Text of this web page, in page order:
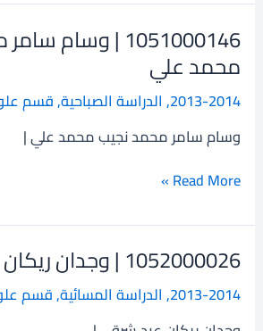
1051000146 |
محمد علي
2013-2014
, الدراسة الصباحية,قسم
وسام سامر محمد نجيب محمد علي |
1051000146
|
وسام
سامر
نجيب
علي
Read More »
1052000026 | وجدان ريكان عبد شرقي
2013-2014
, الدراسة المسائية,قسم
1052000026
وجدان
ريكان